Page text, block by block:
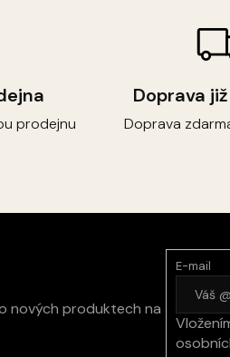
prodejnu
Doprava
Doprava
nových produktech na
E-mail